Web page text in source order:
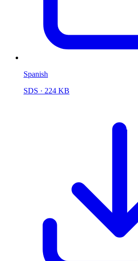
Spanish
SDS · 224 KB